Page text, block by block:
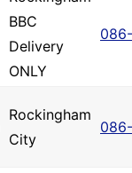
BBC
Delivery
ONLY
Rockingham
City